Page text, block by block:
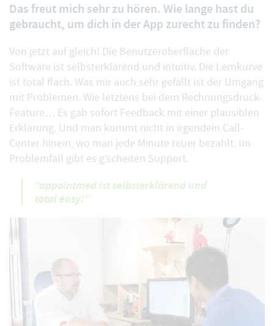
Das freut mich sehr zu hören. Wie lange hast du
gebraucht, um dich in der App zurecht zu finden?
Von jetzt auf gleich! Die Benutzeroberfläche der
Software ist selbsterklärend und intuitiv. Die Lernkurve
ist total flach. Was mir auch sehr gefällt ist der Umgang
mit Problemen. Wie letztens bei dem Rechnungsdruck-
Feature… Es gab sofort Feedback mit einer plausiblen
Erklärung. Und man kommt nicht in irgendein Call-
Center hinein, wo man jede Minute teuer bezahlt. Im
Problemfall gibt es g’scheiten Support.
“appointmed ist selbsterklärend und
total easy!”